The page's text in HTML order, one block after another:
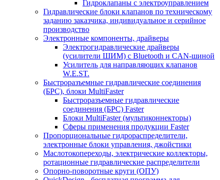
Гидроклапаны с электроуправлением
Гидравлические блоки клапанов по техническому
заданию заказчика, индивидуальное и серийное
производство
Электронные компоненты, драйверы
Электрогидравлические драйверы
(усилители ШИМ) с Bluetooth и CAN-шиной
Усилитель для направляющих клапанов
W.E.ST.
Быстроразъемные гидравлические соединения
(БРС), блоки MultiFaster
Быстроразъемные гидравлические
соединения (БРС) Faster
Блоки MultiFaster (мультиконнекторы)
Сферы применения продукции Faster
Пропорциональные гидрораспределители,
электронные блоки управления, джойстики
Маслотокопереходы, электрические коллекторы,
ротационные гидравлические распределители
Опорно-поворотные круги (ОПУ)